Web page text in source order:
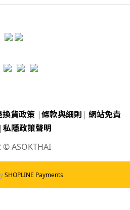
換貨政策 |條款與細則| 網站免責
私隱政策聲明
© ASOKTHAI
SHOPLINE Payments